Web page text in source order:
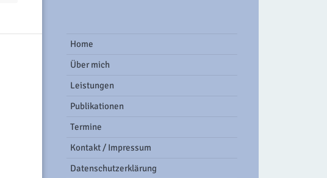
Home
Über mich
Leistungen
Publikationen
Termine
Kontakt / Impressum
Datenschutzerklärung